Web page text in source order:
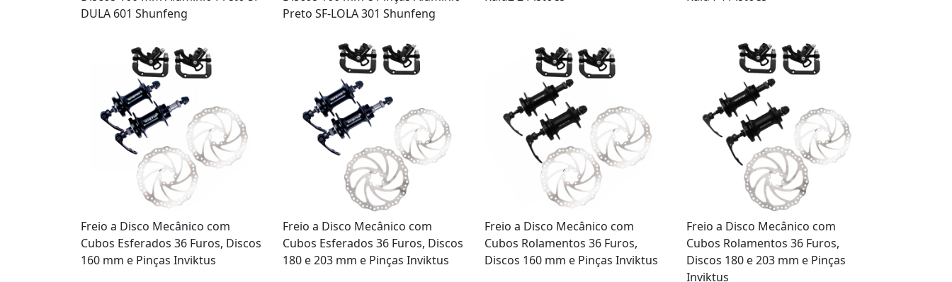
DULA 601 Shunfeng
Preto SF-LOLA 301 Shunfeng
Freio a Disco Mecânico com
Cubos Esferados 36 Furos, Discos
160 mm e Pinças Inviktus
Freio a Disco Mecânico com
Cubos Esferados 36 Furos, Discos
180 e 203 mm e Pinças Inviktus
Freio a Disco Mecânico com
Cubos Rolamentos 36 Furos,
Discos 160 mm e Pinças Inviktus
Freio a Disco Mecânico com
Cubos Rolamentos 36 Furos,
Discos 180 e 203 mm e Pinças
Inviktus